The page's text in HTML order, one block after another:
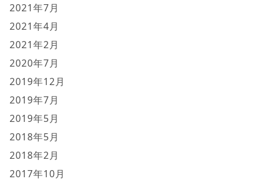
2021年7月
2021年4月
2021年2月
2020年7月
2019年12月
2019年7月
2019年5月
2018年5月
2018年2月
2017年10月